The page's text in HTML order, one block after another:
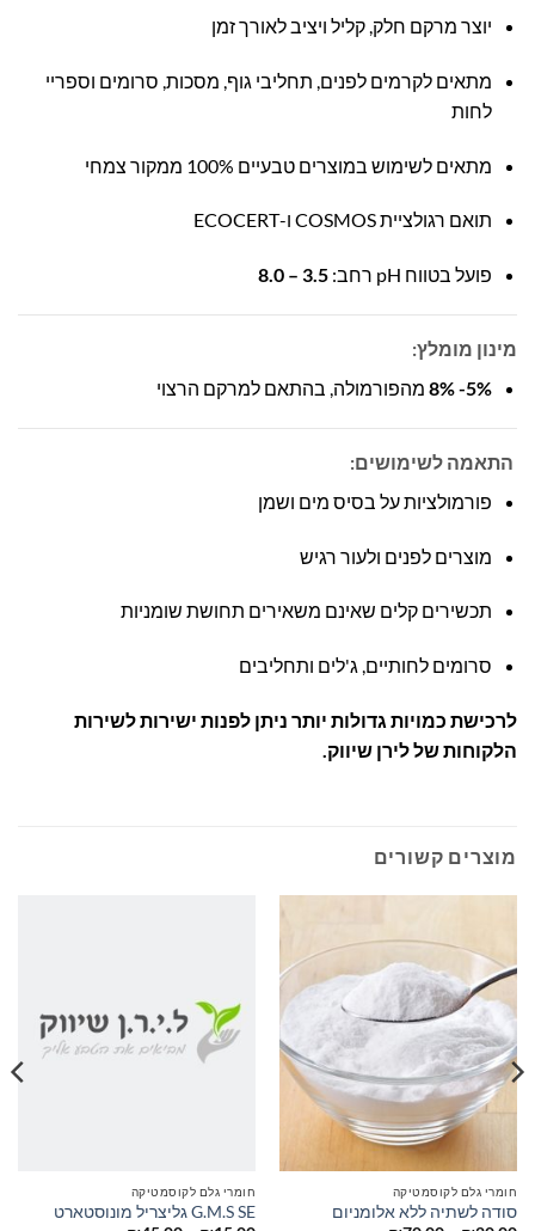
יוצר מרקם חלק, קליל ויציב לאורך זמן
מתאים לקרמים לפנים, תחליבי גוף, מסכות, סרומים וספריי
לחות
מתאים לשימוש במוצרים טבעיים 100% ממקור צמחי
תואם רגולציית COSMOS ו-ECOCERT
פועל בטווח pH רחב: 3.5 – 8.0
מינון מומלץ:
5%- 8%
מהפורמולה, בהתאם למרקם הרצוי
התאמה לשימושים:
פורמולציות על בסיס מים ושמן
מוצרים לפנים ולעור רגיש
תכשירים קלים שאינם משאירים תחושת שומניות
סרומים לחותיים, ג'לים ותחליבים
לרכישת כמויות גדולות יותר ניתן לפנות ישירות לשירות
הלקוחות של לירן שיווק.
מוצרים קשורים
חומרי גלם לקוסמטיקה
סודה לשתיה ללא אלומניום
חומרי גלם לקוסמטיקה
G.M.S SE גליצריל מונוסטארט